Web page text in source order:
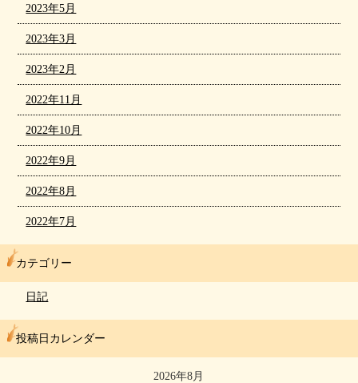
2023年5月
2023年3月
2023年2月
2022年11月
2022年10月
2022年9月
2022年8月
2022年7月
カテゴリー
日記
投稿日カレンダー
2026年8月